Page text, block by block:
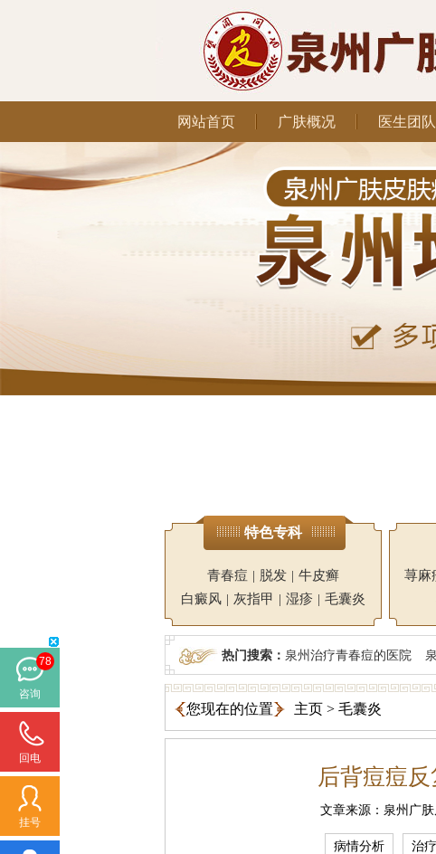
网站首页 广肤概况 医生团队
特色专科
青春痘 | 脱发 | 牛皮癣
白癜风 | 灰指甲 | 湿疹 | 毛囊炎
荨麻
热门搜索： 泉州治疗青春痘的医院
您现在的位置 主页 > 毛囊炎
后背痘痘
文章来源：泉州广肤
病情分析 治
78
咨询
回电
挂号